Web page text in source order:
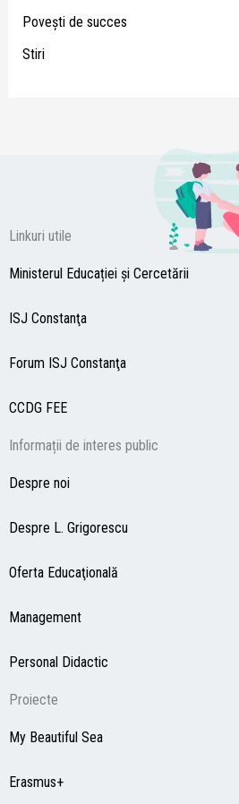
Poveşti de succes
Stiri
Linkuri utile
Ministerul Educației și Cercetării
ISJ Constanţa
Forum ISJ Constanţa
CCDG FEE
Informații de interes public
Despre noi
Despre L. Grigorescu
Oferta Educaţională
Management
Personal Didactic
Proiecte
My Beautiful Sea
Erasmus+